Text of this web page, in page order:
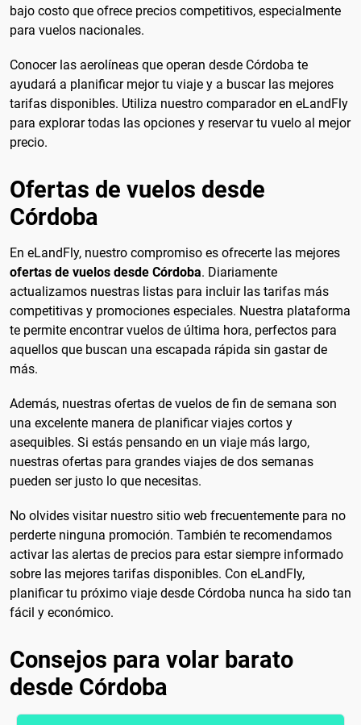
bajo costo que ofrece precios competitivos, especialmente
para vuelos nacionales.
Conocer las aerolíneas que operan desde Córdoba te
ayudará a planificar mejor tu viaje y a buscar las mejores
tarifas disponibles. Utiliza nuestro comparador en eLandFly
para explorar todas las opciones y reservar tu vuelo al mejor
precio.
Ofertas de vuelos desde
Córdoba
En eLandFly, nuestro compromiso es ofrecerte las mejores
ofertas de vuelos desde Córdoba. Diariamente
actualizamos nuestras listas para incluir las tarifas más
competitivas y promociones especiales. Nuestra plataforma
te permite encontrar vuelos de última hora, perfectos para
aquellos que buscan una escapada rápida sin gastar de
más.
Además, nuestras ofertas de vuelos de fin de semana son
una excelente manera de planificar viajes cortos y
asequibles. Si estás pensando en un viaje más largo,
nuestras ofertas para grandes viajes de dos semanas
pueden ser justo lo que necesitas.
No olvides visitar nuestro sitio web frecuentemente para no
perderte ninguna promoción. También te recomendamos
activar las alertas de precios para estar siempre informado
sobre las mejores tarifas disponibles. Con eLandFly,
planificar tu próximo viaje desde Córdoba nunca ha sido tan
fácil y económico.
Consejos para volar barato
desde Córdoba